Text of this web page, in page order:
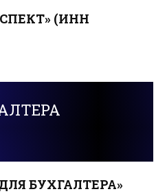
(ИНН
БУХГАЛТЕРА»